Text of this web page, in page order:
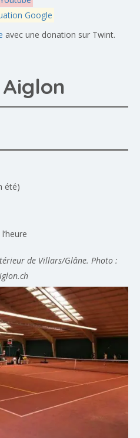
Google
avec une donation sur Twint.
Aiglon
été)
de Villars/Glâne. Photo :